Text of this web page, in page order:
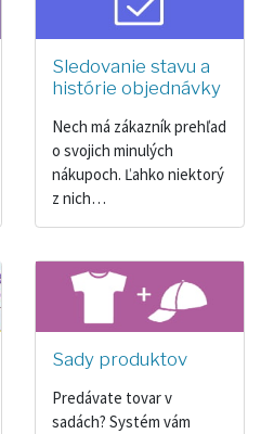
Sledovanie stavu a
histórie objednávky
Nech má zákazník prehľad
o svojich minulých
nákupoch. Ľahko niektorý
z nich…
Sady produktov
Predávate tovar v
sadách? Systém vám